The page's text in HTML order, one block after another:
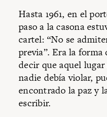
Hasta 1961, en el
paso a la casona
cartel: “No se
previa”. Era la
decir que aquel
nadie debía violar,
encontrado la paz y
escribir.